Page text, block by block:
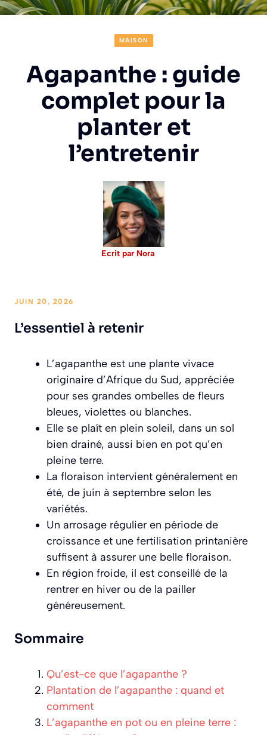
MAISON
Agapanthe : guide
complet pour la
planter et
l’entretenir
Ecrit par Nora
JUIN 20, 2026
L’essentiel à retenir
L’agapanthe est une plante vivace
originaire d’Afrique du Sud, appréciée
pour ses grandes ombelles de fleurs
bleues, violettes ou blanches.
Elle se plaît en plein soleil, dans un sol
bien drainé, aussi bien en pot qu’en
pleine terre.
La floraison intervient généralement en
été, de juin à septembre selon les
variétés.
Un arrosage régulier en période de
croissance et une fertilisation printanière
suffisent à assurer une belle floraison.
En région froide, il est conseillé de la
rentrer en hiver ou de la pailler
généreusement.
Sommaire
Qu’est-ce que l’agapanthe ?
Plantation de l’agapanthe : quand et
comment
L’agapanthe en pot ou en pleine terre :